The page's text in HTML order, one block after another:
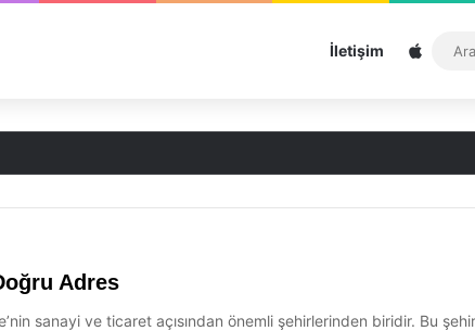
İletişim
Adres
sanayi ve ticaret açısından önemli şehirlerinden biridir. Bu